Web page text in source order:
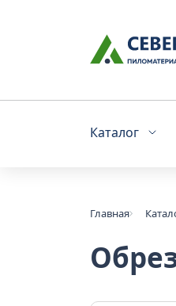
Каталог
Главная